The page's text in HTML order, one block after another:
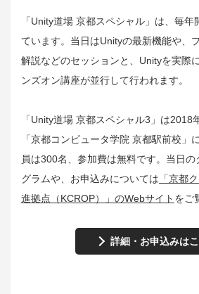
「Unity道場 京都スペシャル」は、毎
ています。当日はUnityの最新機能や、
解説などのセッションと、Unityを実際
ンズオン講座が並行して行われます。
「Unity道場 京都スペシャル3」は2018
「京都コンピュータ学院 京都駅前校」
員は300名、参加費は無料です。当日の
グラムや、お申込みについては 「京都
進拠点（KCROP）」のWebサイト をご
詳細・お申込みは